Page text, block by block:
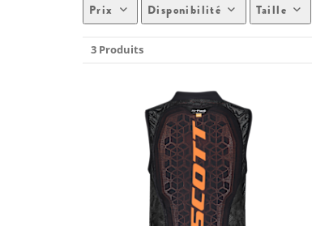
Prix Disponibilité Taille
3 Produits